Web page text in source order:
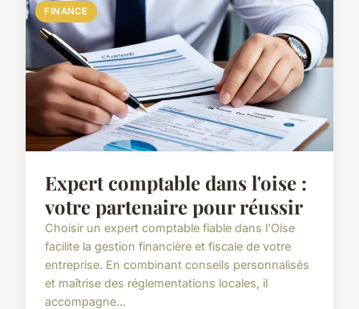
FINANCE
Expert comptable dans l'oise :
votre partenaire pour réussir
Choisir un expert comptable fiable dans l'Oise
facilite la gestion financière et fiscale de votre
entreprise. En combinant conseils personnalisés
et maîtrise des réglementations locales, il
accompagne...